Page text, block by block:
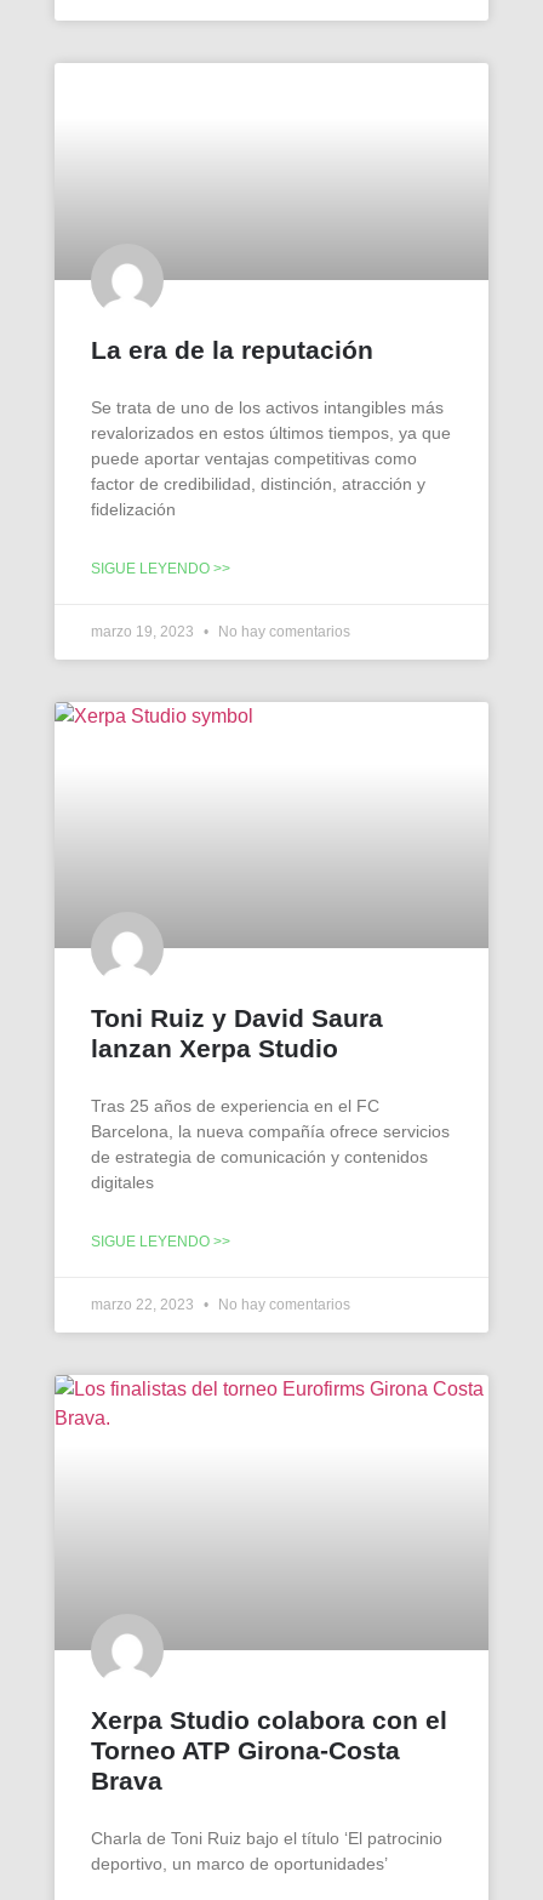
La era de la reputación
Se trata de uno de los activos intangibles más
revalorizados en estos últimos tiempos, ya que
puede aportar ventajas competitivas como
factor de credibilidad, distinción, atracción y
fidelización
SIGUE LEYENDO >>
marzo 19, 2023 No hay comentarios
Toni Ruiz y David Saura
lanzan Xerpa Studio
Tras 25 años de experiencia en el FC
Barcelona, la nueva compañía ofrece servicios
de estrategia de comunicación y contenidos
digitales
SIGUE LEYENDO >>
marzo 22, 2023 No hay comentarios
Xerpa Studio colabora con el
Torneo ATP Girona-Costa
Brava
Charla de Toni Ruiz bajo el título ‘El patrocinio
deportivo, un marco de oportunidades’